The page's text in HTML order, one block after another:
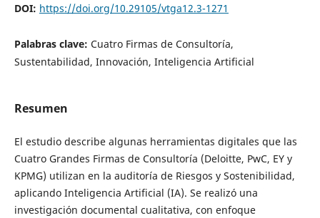
DOI: https://doi.org/10.29105/vtga12.3-1271
Palabras clave: Cuatro Firmas de Consultoría,
Sustentabilidad, Innovación, Inteligencia Artificial
Resumen
El estudio describe algunas herramientas digitales que las
Cuatro Grandes Firmas de Consultoría (Deloitte, PwC, EY y
KPMG) utilizan en la auditoría de Riesgos y Sostenibilidad,
aplicando Inteligencia Artificial (IA). Se realizó una
investigación documental cualitativa, con enfoque